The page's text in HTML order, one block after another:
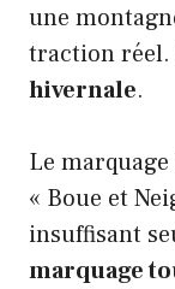
une
traction réel.
hivernale.
Le
« Boue et
insuffisant
marquage